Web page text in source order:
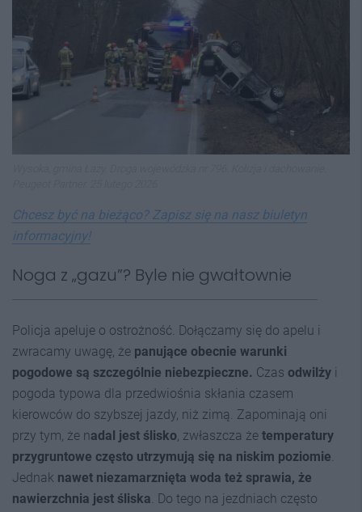
Chcesz być na bieżąco? Zapisz się na nasz biuletyn
informacyjny!
Noga z „gazu”? Byle nie gwałtownie
Policja apeluje o ostrożność. Dołączamy się do apelu i
zwracamy uwagę, że panujące obecnie warunki
pogodowe są szczególnie niebezpieczne. Czas odwilży i
pogoda typowa dla przedwiośnia skłania czasem
kierowców do szybszej jazdy, niż zimą. Zapominają oni
przy tym, że nadal jest ślisko , zwłaszcza że temperatury
przygruntowe często utrzymują się na niskim poziomie
Jednak nawet niezamarznięta woda też sprawia, że
nawierzchnia jest śliska . Do tego na jezdniach często